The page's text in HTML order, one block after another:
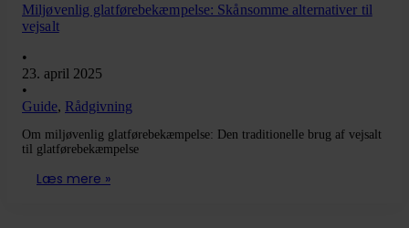
Miljøvenlig glatførebekæmpelse: Skånsomme alternativer til
vejsalt
•
23. april 2025
•
Guide, Rådgivning
Om miljøvenlig glatførebekæmpelse: Den traditionelle brug af vejsalt
til glatførebekæmpelse
Læs mere »